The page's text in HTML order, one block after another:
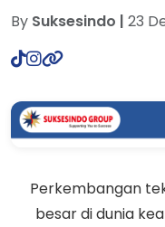
By Suksesindo | 23
Perkembangan
besar di dunia